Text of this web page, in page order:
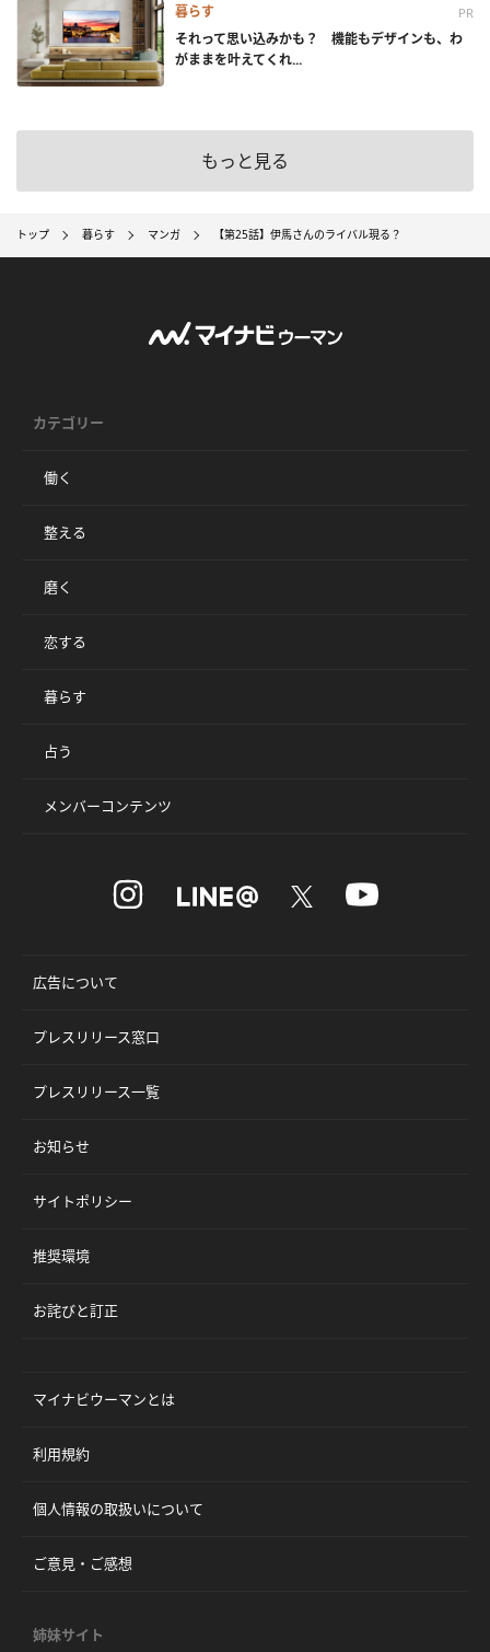
暮らす PR
それって思い込みかも？ 機能もデザインも、わ
がままを叶えてくれ...
もっと見る
トップ 暮らす マンガ 【第25話】伊馬さんのライバル現る？
カテゴリー
働く
整える
磨く
恋する
暮らす
占う
メンバーコンテンツ
広告について
プレスリリース窓口
プレスリリース一覧
お知らせ
サイトポリシー
推奨環境
お詫びと訂正
マイナビウーマンとは
利用規約
個人情報の取扱いについて
ご意見・ご感想
姉妹サイト